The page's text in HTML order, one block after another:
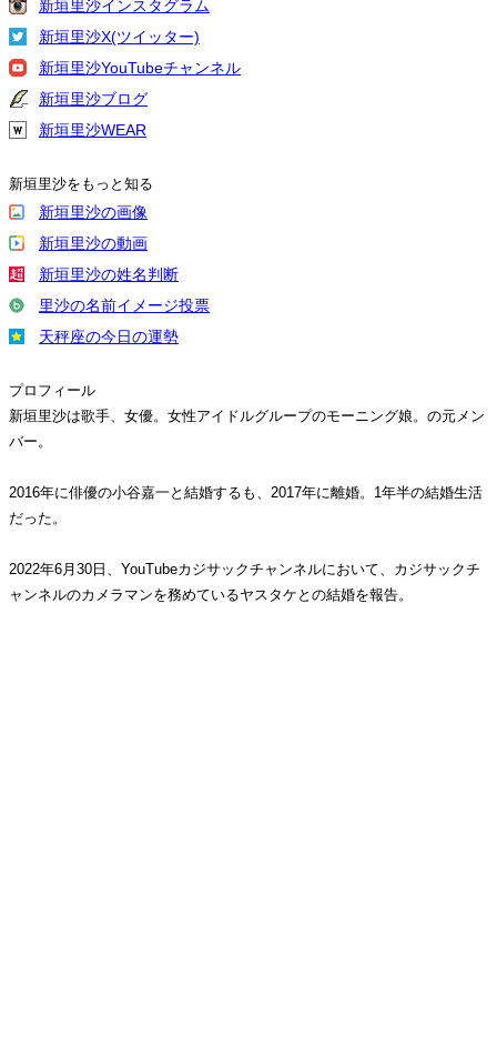
新垣里沙インスタグラム
新垣里沙X(ツイッター)
新垣里沙YouTubeチャンネル
新垣里沙ブログ
新垣里沙WEAR
新垣里沙をもっと知る
新垣里沙の画像
新垣里沙の動画
新垣里沙の姓名判断
里沙の名前イメージ投票
天秤座の今日の運勢
プロフィール
新垣里沙は歌手、女優。女性アイドルグループのモーニング娘。の元メン
バー。
2016年に俳優の小谷嘉一と結婚するも、2017年に離婚。1年半の結婚生活
だった。
2022年6月30日、YouTubeカジサックチャンネルにおいて、カジサックチ
ャンネルのカメラマンを務めているヤスタケとの結婚を報告。